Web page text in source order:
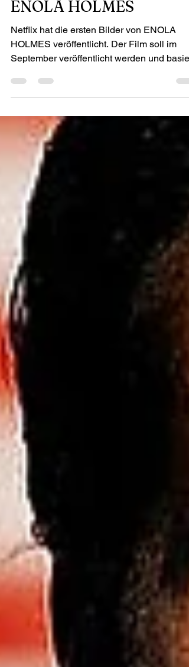
Sherlocks Schwester:
ENOLA HOLMES
Netflix hat die ersten Bilder von ENOLA
September veröffentlicht werden und
auf der...